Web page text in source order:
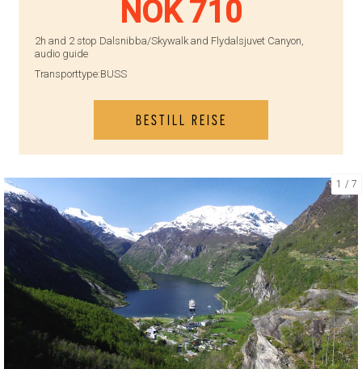
1 7
NOK 710
2h and 2 stop Dalsnibba/Skywalk and Flydalsjuvet Canyon,
audio guide
Transporttype:BUSS
BESTILL REISE
KONTAKT OSS
Telefon: 70 26 30 07
E-post: booking@visitgeiranger.com
Facebook:
visitgeiranger
Instagram: visitgeiranger_com
TripAdvisor:Visit Geiranger AS